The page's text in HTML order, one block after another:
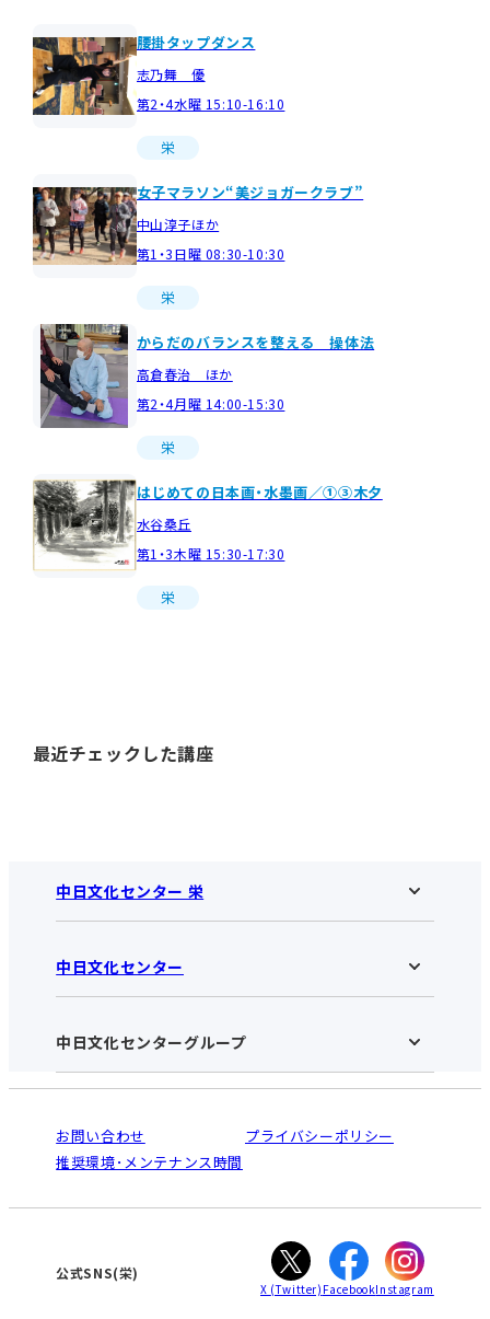
腰掛タップダンス
志乃舞 優
第2・4水曜 15:10-16:10
栄
女子マラソン“美ジョガークラブ”
中山淳子ほか
第1・3日曜 08:30-10:30
栄
からだのバランスを整える 操体法
高倉春治 ほか
第2・4月曜 14:00-15:30
栄
はじめての日本画・水墨画／①③木夕
水谷桑丘
第1・3木曜 15:30-17:30
栄
最近チェックした講座
中日文化センター 栄
中日文化センター 栄HOME
お知らせ
アクセス･営業時間
お申し込みの流れ
入会と受講のご案内
中日文化センター
中日文化センターHOME
中日文化センターとは
受講規約・会員特典
ご利用ガイド
オンライン講座受講の手順
WEBサイトのよくある質問
中日文化センターグループ
南大高
犬山
高蔵寺
大垣
津
お問い合わせ
プライバシーポリシー
推奨環境･メンテナンス時間
公式SNS(栄)
X (Twitter) FacebookInstagram